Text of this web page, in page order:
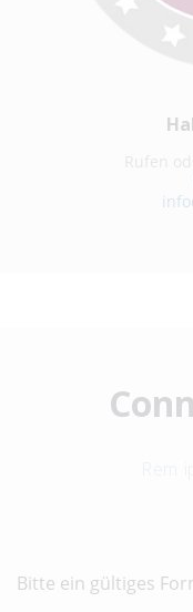
Bitte ein gültiges